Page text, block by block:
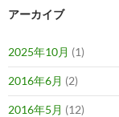
アーカイブ
2025年10月 (1)
2016年6月 (2)
2016年5月 (12)